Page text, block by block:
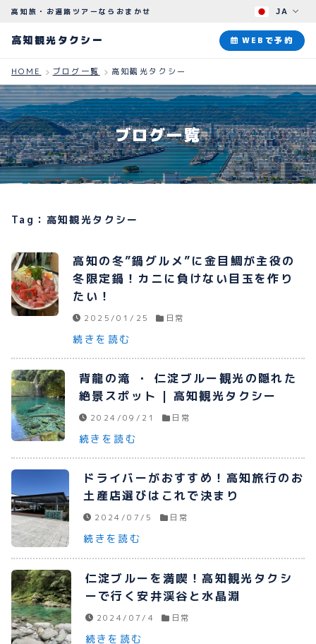
高知観光タクシー
ABOUT
観光タクシーについて
PLAN
観光プラン
ブログ
よくある質問
プライバシーポリシー
お問い合わせ
080-1481-9900
メールで予約
JA
高知旅・お遍路ツアーならおまかせ
高知観光タクシー WEBで予約
HOME ブログ一覧 高知観光タクシー
ブログ一覧
Tag：高知観光タクシー
高知の冬”鍋グルメ”に金目鯛が主役の
冬限定鍋！カニに負けない目玉を作り
たい！
2025/01/25 日常
続きを読む
背龍の滝 ・ 仁淀ブルー観光の隠れた
絶景スポット | 高知観光タクシー
2024/09/21 日常
続きを読む
ドライバーがおすすめ！高知旅行のお
土産店選びはこれで決まり
2024/07/5 日常
続きを読む
仁淀ブルーを満喫！高知観光タクシ
ーで行く安井渓谷と水晶淵
2024/07/4 日常
続きを読む